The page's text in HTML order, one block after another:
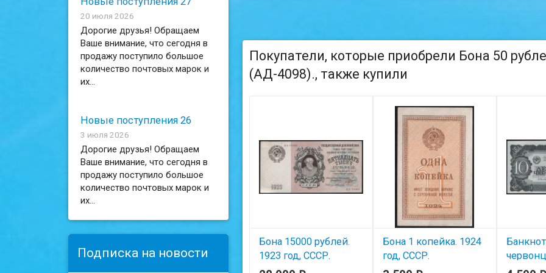
20 июля 2026
Дорогие друзья! Обращаем
Ваше внимание, что сегодня в
продажу поступило большое
количество почтовых марок и
их...
Новые поступления 26
3 июля 2026
Дорогие друзья! Обращаем
Ваше внимание, что сегодня в
продажу поступило большое
количество почтовых марок и
их...
Подписка на новости
Покупатели, которые приобрели Бона 50
(АД-4098)., также купили
Бона 15000 рублей.
1923 год, СССР.
ЯЭ-11083.
Бона 1 копейка. 1924
год, СССР.
СССР.